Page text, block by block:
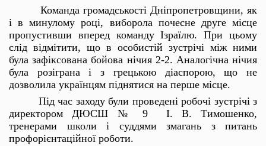
Команда громадськості Дніпропетровщини, як
і в минулому році, виборола почесне друге місце
пропустивши вперед команду Ізраїлю. При цьому
слід відмітити, що в особистій зустрічі між ними
була зафіксована бойова нічия 2-2. Аналогічна нічия
була розіграна і з грецькою діаспорою, що не
дозволила українцям піднятися на перше місце.
Під час заходу були проведені робочі зустрічі з
директором ДЮСШ № 9 І. В. Тимошенко,
тренерами школи і суддями змагань з питань
профорієнтаційної роботи.